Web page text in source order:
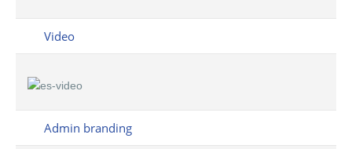
Video
Admin branding